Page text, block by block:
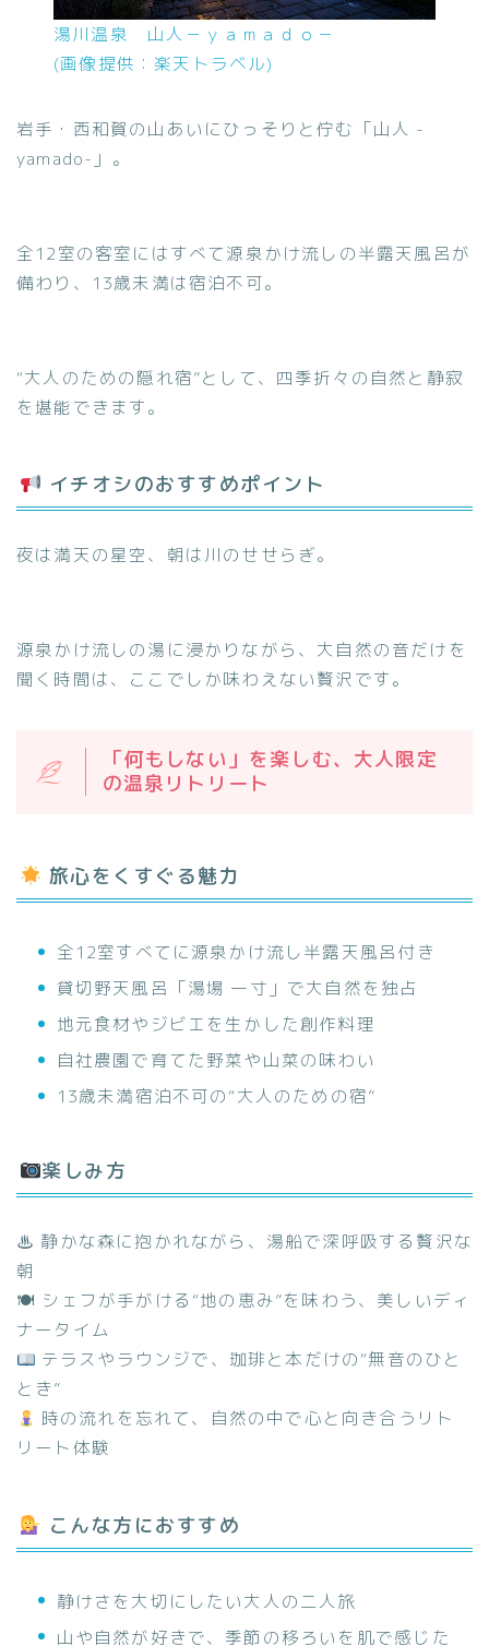
湯川温泉 山人－ｙａｍａｄｏ－
(画像提供：楽天トラベル)
岩手・西和賀の山あいにひっそりと佇む「山人 -
yamado-」。
全12室の客室にはすべて源泉かけ流しの半露天風呂が
備わり、13歳未満は宿泊不可。
“大人のための隠れ宿”として、四季折々の自然と静寂
を堪能できます。
イチオシのおすすめポイント
夜は満天の星空、朝は川のせせらぎ。
源泉かけ流しの湯に浸かりながら、大自然の音だけを
聞く時間は、ここでしか味わえない贅沢です。
「何もしない」を楽しむ、大人限定
の温泉リトリート
旅心をくすぐる魅力
全12室すべてに源泉かけ流し半露天風呂付き
貸切野天風呂「湯場 一寸」で大自然を独占
地元食材やジビエを生かした創作料理
自社農園で育てた野菜や山菜の味わい
13歳未満宿泊不可の“大人のための宿”
楽しみ方
♨ 静かな森に抱かれながら、湯船で深呼吸する贅沢な
朝
🍽 シェフが手がける“地の恵み”を味わう、美しいディ
ナータイム
テラスやラウンジで、珈琲と本だけの“無音のひと
とき”
時の流れを忘れて、自然の中で心と向き合うリト
リート体験
こんな方におすすめ
静けさを大切にしたい大人の二人旅
山や自然が好きで、季節の移ろいを肌で感じた